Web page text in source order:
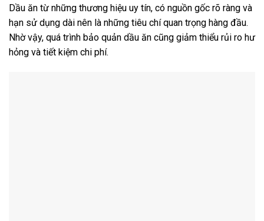
Dầu ăn từ những thương hiệu uy tín, có nguồn gốc rõ ràng và
hạn sử dụng dài nên là những tiêu chí quan trọng hàng đầu.
Nhờ vậy, quá trình bảo quản dầu ăn cũng giảm thiểu rủi ro hư
hỏng và tiết kiệm chi phí.